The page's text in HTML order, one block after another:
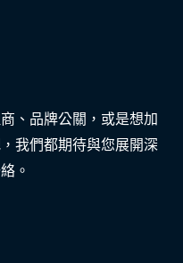
、品牌公關，或是想加
我們都期待與您展開深
。